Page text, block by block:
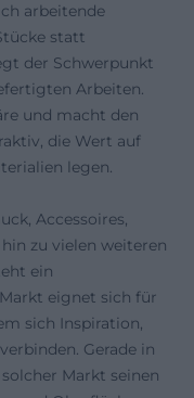
arbeitende
statt
der Schwerpunkt
Arbeiten.
und macht den
die Wert auf
legen.
Accessoires,
zu vielen weiteren
ein
eignet sich für
sich Inspiration,
Gerade in
Markt seinen